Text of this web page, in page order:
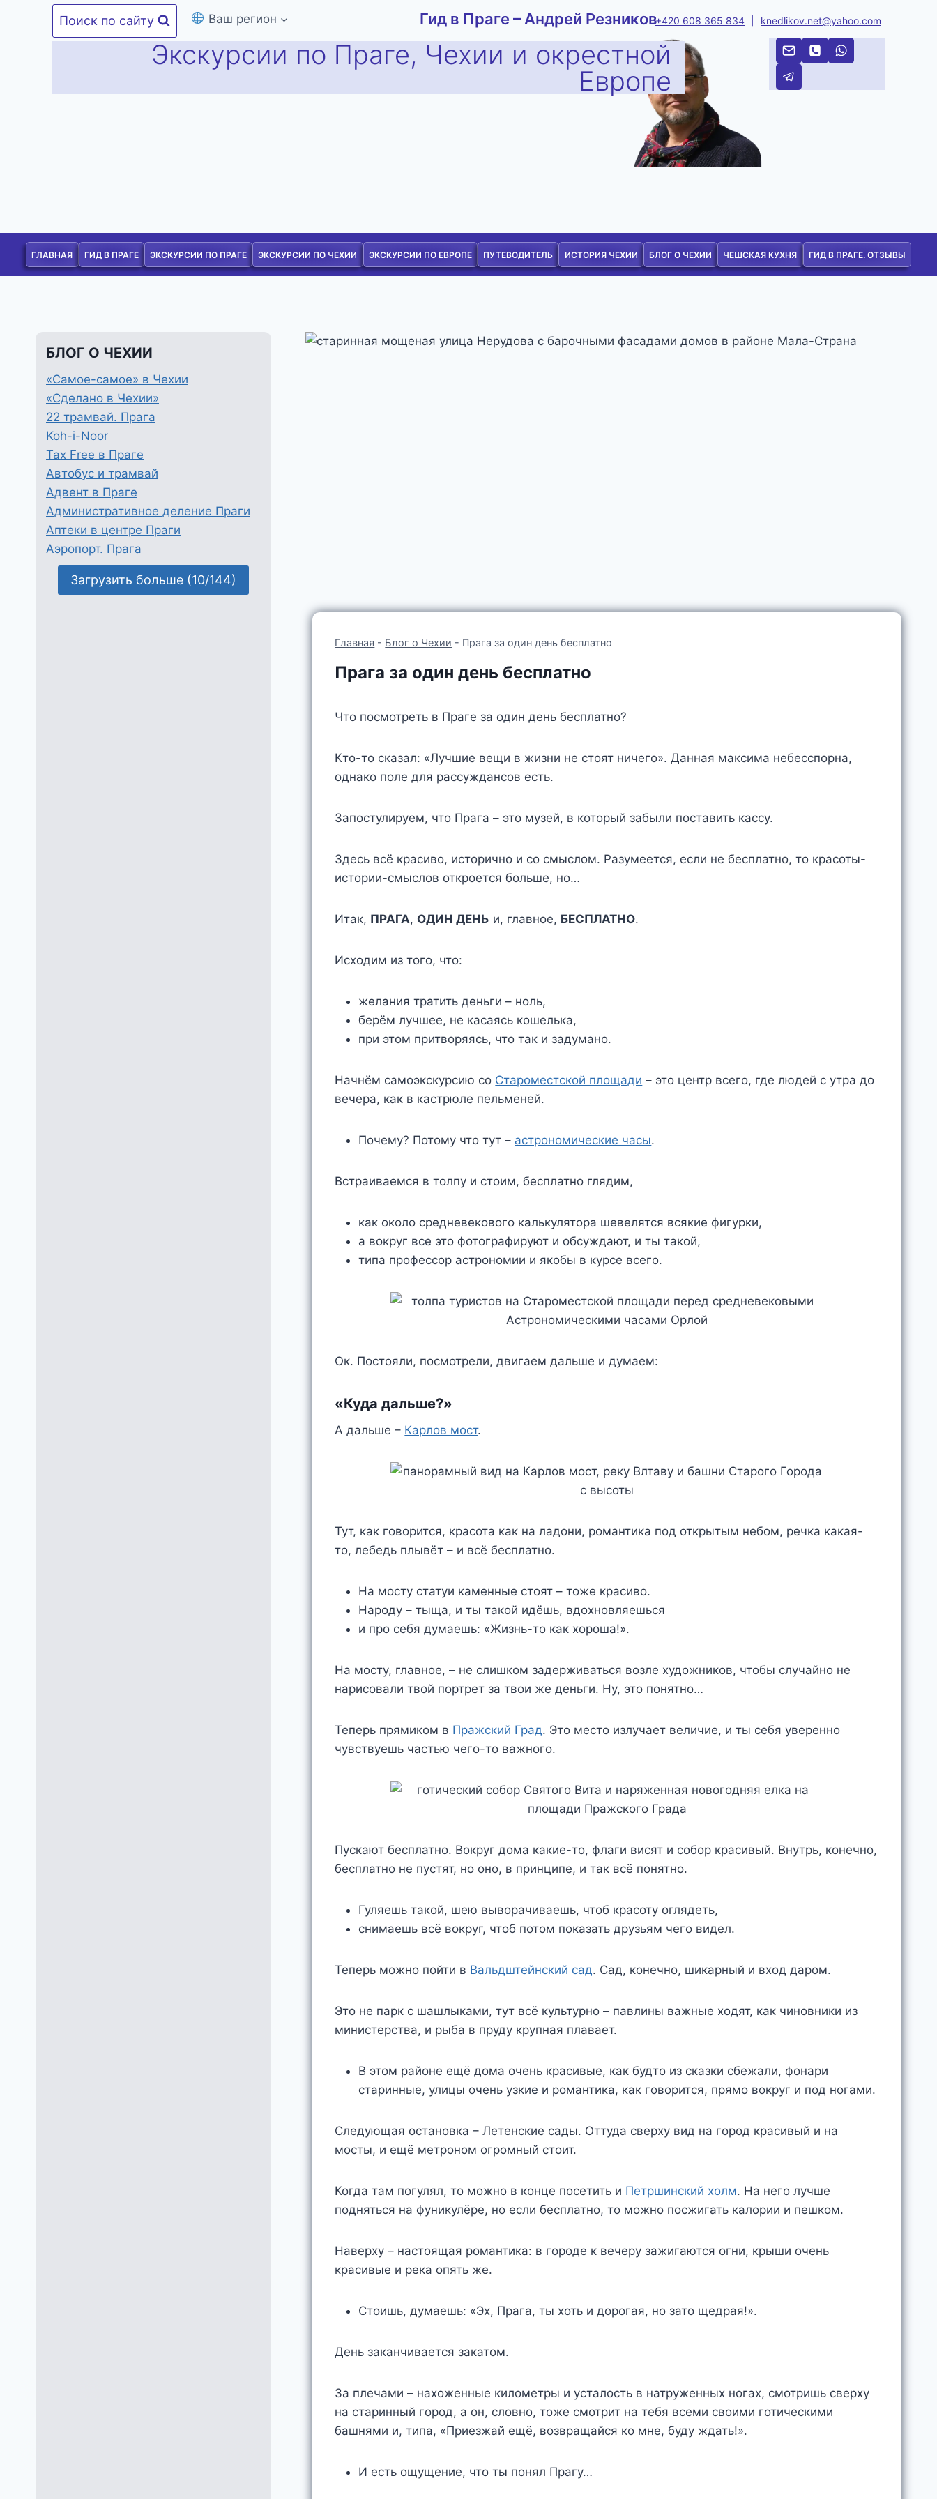
Поиск по сайту Ваш регион +420 608 365 834 knedlikov.net@yahoo.com
Гид в Праге – Андрей Резников
Экскурсии по Праге, Чехии и окрестной
Европе
ГЛАВНАЯ ГИД В ПРАГЕ ЭКСКУРСИИ ПО ПРАГЕ ЭКСКУРСИИ ПО ЧЕХИИ ЭКСКУРСИИ ПО ЕВРОПЕ ПУТЕВОДИТЕЛЬ ИСТОРИЯ ЧЕХИИ БЛОГ О ЧЕХИИ ЧЕШСКАЯ КУХНЯ ГИД В ПРАГЕ. ОТЗЫВЫ
Главная - Блог о Чехии - Прага за один день бесплатно
Прага за один день бесплатно
Что посмотреть в Праге за один день бесплатно?
Кто-то сказал: «Лучшие вещи в жизни не стоят ничего». Данная максима небесспорна,
однако поле для рассуждансов есть.
Запостулируем, что Прага – это музей, в который забыли поставить кассу.
Здесь всё красиво, исторично и со смыслом. Разумеется, если не бесплатно, то красоты-
истории-смыслов откроется больше, но…
Итак, ПРАГА, ОДИН ДЕНЬ и, главное, БЕСПЛАТНО.
Исходим из того, что:
желания тратить деньги – ноль,
берём лучшее, не касаясь кошелька,
при этом притворяясь, что так и задумано.
Начнём самоэкскурсию со Староместской площади – это центр всего, где людей с утра до
вечера, как в кастрюле пельменей.
Почему? Потому что тут – астрономические часы.
Встраиваемся в толпу и стоим, бесплатно глядим,
как около средневекового калькулятора шевелятся всякие фигурки,
а вокруг все это фотографируют и обсуждают, и ты такой,
типа профессор астрономии и якобы в курсе всего.
Ок. Постояли, посмотрели, двигаем дальше и думаем:
«Куда дальше?»
А дальше – Карлов мост.
Тут, как говорится, красота как на ладони, романтика под открытым небом, речка какая-
то, лебедь плывёт – и всё бесплатно.
На мосту статуи каменные стоят – тоже красиво.
Народу – тыща, и ты такой идёшь, вдохновляешься
и про себя думаешь: «Жизнь-то как хороша!».
На мосту, главное, – не слишком задерживаться возле художников, чтобы случайно не
нарисовали твой портрет за твои же деньги. Ну, это понятно…
Теперь прямиком в Пражский Град. Это место излучает величие, и ты себя уверенно
чувствуешь частью чего-то важного.
Пускают бесплатно. Вокруг дома какие-то, флаги висят и собор красивый. Внутрь, конечно,
бесплатно не пустят, но оно, в принципе, и так всё понятно.
Гуляешь такой, шею выворачиваешь, чтоб красоту оглядеть,
снимаешь всё вокруг, чтоб потом показать друзьям чего видел.
Теперь можно пойти в Вальдштейнский сад. Сад, конечно, шикарный и вход даром.
Это не парк с шашлыками, тут всё культурно – павлины важные ходят, как чиновники из
министерства, и рыба в пруду крупная плавает.
В этом районе ещё дома очень красивые, как будто из сказки сбежали, фонари
старинные, улицы очень узкие и романтика, как говорится, прямо вокруг и под ногами.
Следующая остановка – Летенские сады. Оттуда сверху вид на город красивый и на
мосты, и ещё метроном огромный стоит.
Когда там погулял, то можно в конце посетить и Петршинский холм. На него лучше
подняться на фуникулёре, но если бесплатно, то можно посжигать калории и пешком.
Наверху – настоящая романтика: в городе к вечеру зажигаются огни, крыши очень
красивые и река опять же.
Стоишь, думаешь: «Эх, Прага, ты хоть и дорогая, но зато щедрая!».
День заканчивается закатом.
За плечами – нахоженные километры и усталость в натруженных ногах, смотришь сверху
на старинный город, а он, словно, тоже смотрит на тебя всеми своими готическими
башнями и, типа, «Приезжай ещё, возвращайся ко мне, буду ждать!».
И есть ощущение, что ты понял Прагу…
БЛОГ О ЧЕХИИ
«Самое-самое» в Чехии
«Сделано в Чехии»
22 трамвай. Прага
Koh-i-Noor
Tax Free в Праге
Автобус и трамвай
Адвент в Праге
Административное деление Праги
Аптеки в центре Праги
Аэропорт. Прага
Загрузить больше (10/144)